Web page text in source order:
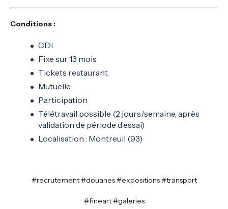
Conditions :
CDI
Fixe sur 13 mois
Tickets restaurant
Mutuelle
Participation
Télétravail possible (2 jours/semaine, après
validation de période d’essai)
Localisation : Montreuil (93)
#recrutement #douanes #expositions #transport
#fineart #galeries